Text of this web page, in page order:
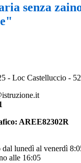
senza
- Loc Castelluccio -
AREE82302R
lunedì al venerdì
alle 16:05